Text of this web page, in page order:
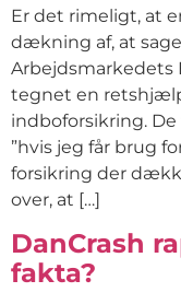
Er det rimeligt, at
dækning af, at
Arbejdsmarkedets
tegnet en
indboforsikring.
”hvis jeg får brug
forsikring der
over, at […]
DanCrash
fakta?